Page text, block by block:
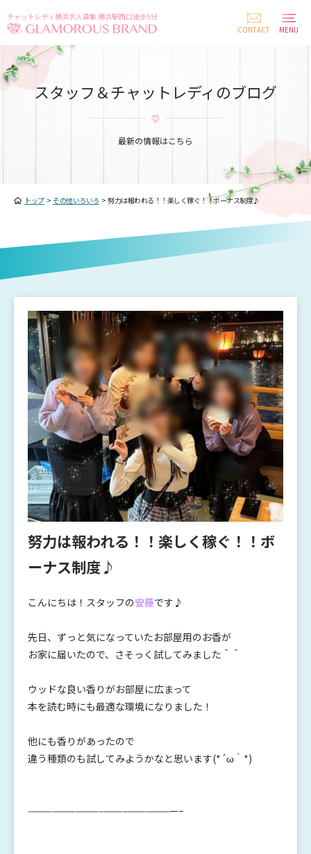
チャットレディ横浜求人募集 横浜駅西口徒歩5分
CONTACT
MENU
スタッフ＆チャットレディのブログ
最新の情報はこちら
トップ> その他いろいろ > 努力は報われる！！楽しく稼ぐ！！ボーナス制度♪
努力は報われる！！楽しく稼ぐ！！ボ
ーナス制度♪
こんにちは！スタッフの安藤です♪
先日、ずっと気になっていたお部屋用のお香が
お家に届いたので、さそっく試してみました＾＾
ウッドな良い香りがお部屋に広まって
本を読む時にも最適な環境になりました！
他にも香りがあったので
違う種類のも試してみようかなと思います(*´ω｀*)
———————————————————–